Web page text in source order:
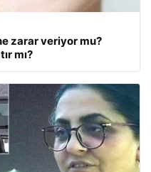
zarar veriyor mu?
mı?